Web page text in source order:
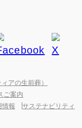
アの生前葬）
ご案内
情報 サステナビリティ